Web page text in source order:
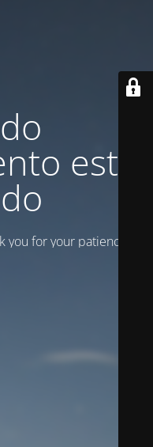
está
for your patience!